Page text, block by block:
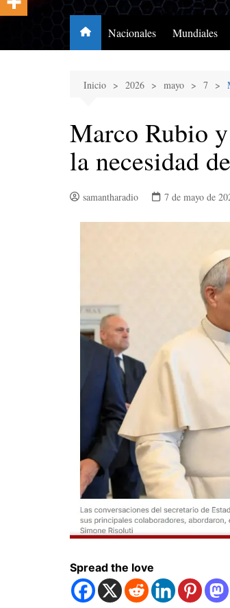
Nacionales Mundiales
Inicio 2026 mayo 7
Marco Rubio
la necesidad
samantharadio 7 de mayo de
Spread the love